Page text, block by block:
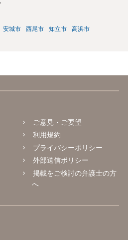
安城市 西尾市 知立市
高浜市
ご意見・ご要望
利用規約
プライバシーポリシー
外部送信ポリシー
掲載をご検討の弁護士の方
へ